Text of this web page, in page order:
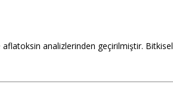
analizlerinden geçirilmiştir. Bitkisel